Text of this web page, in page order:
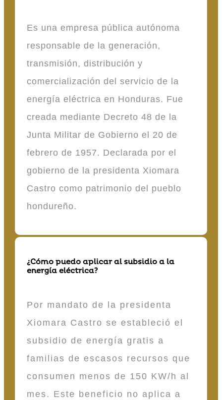
Es una empresa pública autónoma
responsable de la generación,
transmisión, distribución y
comercialización del servicio de la
energía eléctrica en Honduras. Fue
creada mediante Decreto 48 de la
Junta Militar de Gobierno el 20 de
febrero de 1957. Declarada por el
gobierno de la presidenta Xiomara
Castro como patrimonio del pueblo
hondureño.
¿Cómo puedo aplicar al subsidio a la
energía eléctrica?
Por mandato de la presidenta
Xiomara Castro se estableció el
subsidio de energía gratis a
familias de escasos recursos que
consumen menos de 150 KW/h al
mes. Este beneficio no aplica a